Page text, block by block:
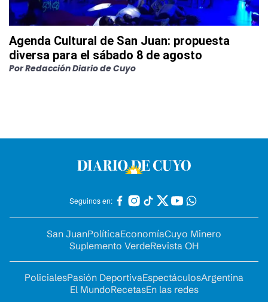
Agenda Cultural de San Juan: propuesta
diversa para el sábado 8 de agosto
PorRedacción Diario de Cuyo
Seguinos en:
San JuanPolíticaEconomíaCuyo Minero
Suplemento VerdeRevista OH
PolicialesPasión DeportivaEspectáculosArgentina
El MundoRecetasEn las redes